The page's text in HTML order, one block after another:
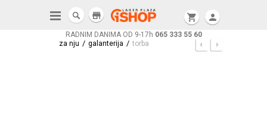
RADNIM DANIMA OD 9-17h 065 333 55 60
shopping_cart person
store
za nju / galanterija / torba